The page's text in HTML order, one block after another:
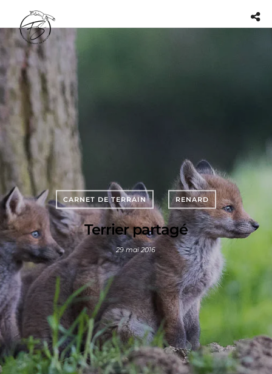
CARNET DE TERRAIN RENARD
Terrier partagé
29 mai 2016